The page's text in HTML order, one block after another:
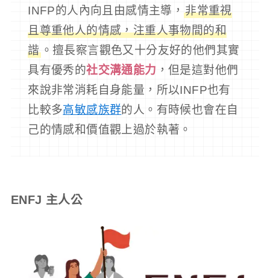
INFP的人內向且由感情主導，非常重視
且尊重他人的情感，注重人事物間的和
諧。擅長察言觀色又十分友好的他們其實
具有優秀的社交溝通能力 ，但是這對他們
來說非常消耗自身能量，所以INFP也有
比較多高敏感族群的人。有時候也會在自
己的情感和價值觀上過於執著。
ENFJ 主人公